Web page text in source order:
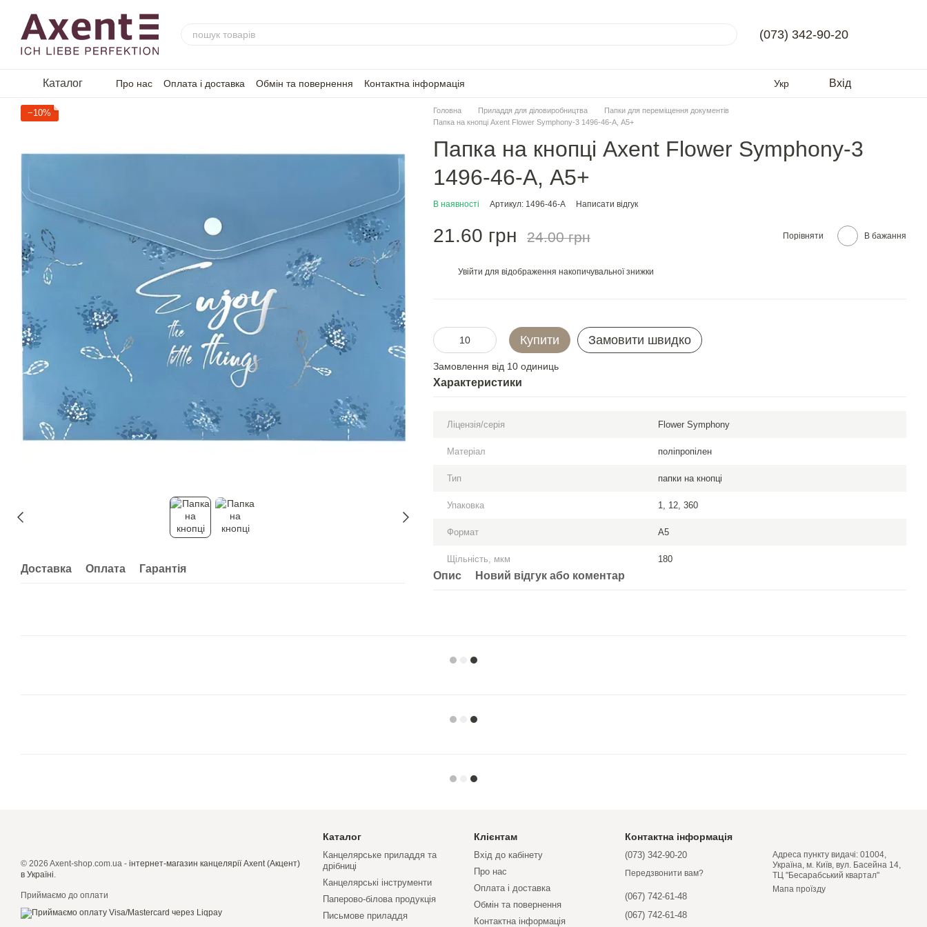
(073) 342-90-20
Каталог Про нас Оплата і доставка Обмін та повернення Контактна інформація Укр Вхід
−10%
Доставка Оплата Гарантія
Головна Приладдя для діловиробництва
Папки для переміщення документів
Папка на кнопці Axent Flower Symphony-3 1496-46-A, А5+
Папка на кнопці Axent Flower Symphony-3
1496-46-A, А5+
В наявності Артикул: 1496-46-A Написати відгук
21.60 грн 24.00 грн Порівняти В бажання
Увійти для відображення накопичувальної знижки
Купити Замовити швидко
Замовлення від 10 одиниць
Характеристики
Ліцензія/серія Flower Symphony
Матеріал поліпропілен
Тип папки на кнопці
Упаковка 1, 12, 360
Формат A5
Щільність, мкм 180
Опис Новий відгук або коментар
© 2026 Axent-shop.com.ua - iнтернет-магазин канцелярії Axent (Акцент)
в Україні.
Приймаємо до оплати
Каталог
Канцелярське приладдя та
дрібниці
Канцелярські інструменти
Паперово-білова продукція
Письмове приладдя
Клієнтам
Вхід до кабінету
Про нас
Оплата і доставка
Обмін та повернення
Контактна інформація
Контактна інформація
(073) 342-90-20
Передзвонити вам?
(067) 742-61-48
(067) 742-61-48
Адреса пункту видачі: 01004,
Україна, м. Київ, вул. Басейна 14,
ТЦ "Бесарабський квартал"
Мапа проїзду